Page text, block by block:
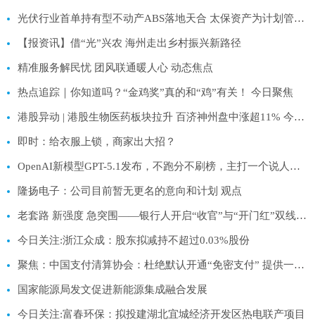
光伏行业首单持有型不动产ABS落地天合 太保资产为计划管理人_看点
【报资讯】借“光”兴农 海州走出乡村振兴新路径
精准服务解民忧 团风联通暖人心 动态焦点
热点追踪｜你知道吗？“金鸡奖”真的和“鸡”有关！ 今日聚焦
港股异动 | 港股生物医药板块拉升 百济神州盘中涨超11% 今日热议
即时：给衣服上锁，商家出大招？
OpenAI新模型GPT-5.1发布，不跑分不刷榜，主打一个说人话 速看
隆扬电子：公司目前暂无更名的意向和计划 观点
老套路 新强度 急突围——银行人开启“收官”与“开门红”双线作战模式|今日精选
今日关注:浙江众成：股东拟减持不超过0.03%股份
聚焦：中国支付清算协会：杜绝默认开通“免密支付” 提供一键取消功能
国家能源局发文促进新能源集成融合发展
今日关注:富春环保：拟投建湖北宜城经济开发区热电联产项目